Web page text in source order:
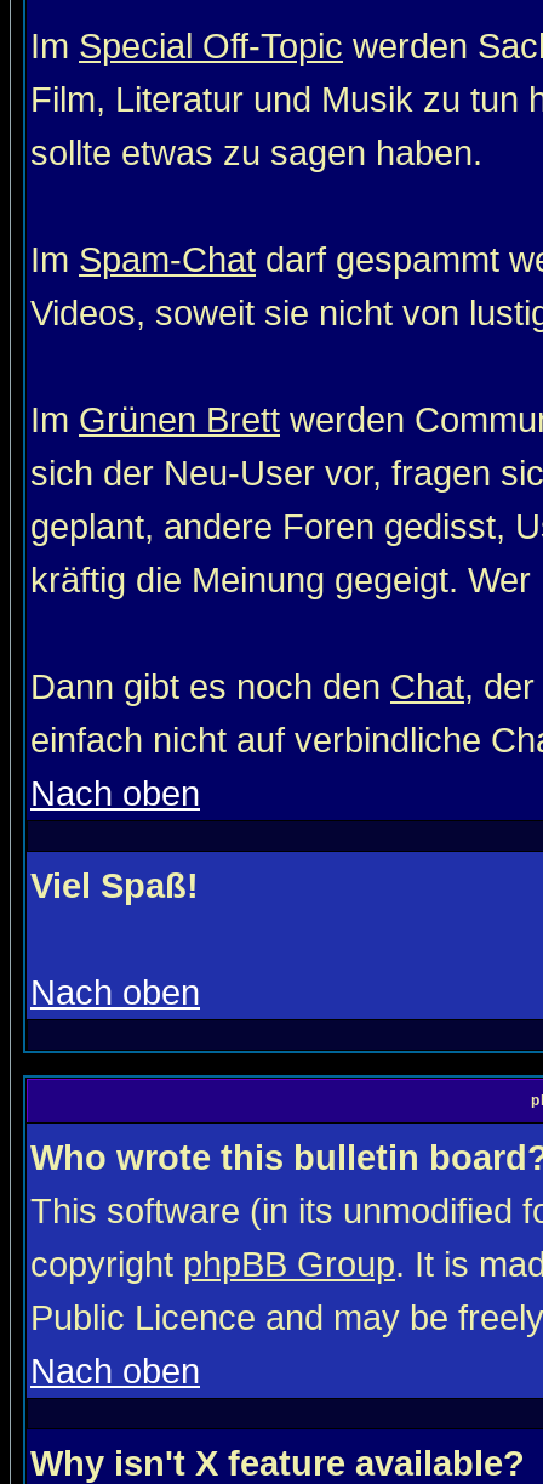
Im Special Off-Topic werden
Film, Literatur und Musik zu tun
sollte etwas zu sagen haben.
Im Spam-Chat darf gespammt
Videos, soweit sie nicht von
Im Grünen Brett werden
sich der Neu-User vor, fragen
geplant, andere Foren gedisst,
kräftig die Meinung gegeigt.
Dann gibt es noch den Chat,
einfach nicht auf verbindliche
Nach oben
Viel Spaß!
Nach oben
Who wrote this bulletin
This software (in its unmodified
copyright phpBB Group. It is
Public Licence and may be
Nach oben
Why isn't X feature available?